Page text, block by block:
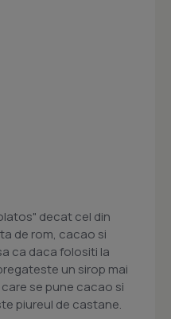
decat cel din
de rom, cacao si
ca daca folositi la
un sirop mai
se pune cacao si
piureul de castane.